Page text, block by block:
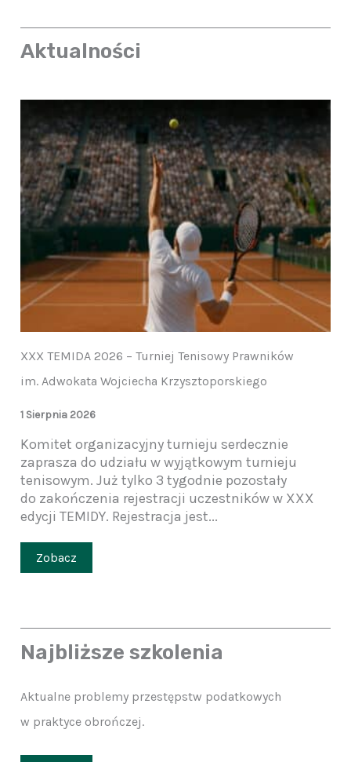
Aktualności
XXX TEMIDA 2026 – Turniej Tenisowy Prawników
im. Adwokata Wojciecha Krzysztoporskiego
1 Sierpnia 2026
Komitet organizacyjny turnieju serdecznie
zaprasza do udziału w wyjątkowym turnieju
tenisowym. Już tylko 3 tygodnie pozostały
do zakończenia rejestracji uczestników w XXX
edycji TEMIDY. Rejestracja jest...
Zobacz
Najbliższe szkolenia
Aktualne problemy przestępstw podatkowych
w praktyce obrończej.